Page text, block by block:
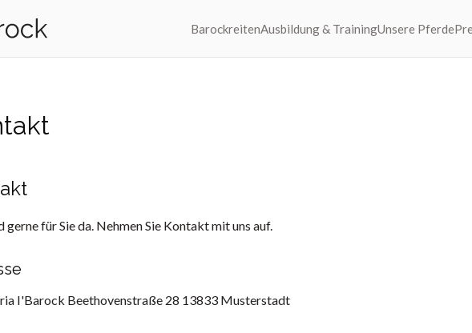
BarockreitenAusbildung & TrainingUnsere Pferde
gerne für Sie da. Nehmen Sie Kontakt mit uns auf.
I'Barock Beethovenstraße 28 13833 Musterstadt